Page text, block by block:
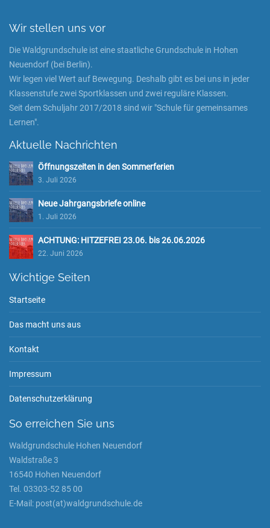
Wir stellen uns vor
Die Waldgrundschule ist eine staatliche Grundschule in Hohen
Neuendorf (bei Berlin).
Wir legen viel Wert auf Bewegung. Deshalb gibt es bei uns in jeder
Klassenstufe zwei Sportklassen und zwei reguläre Klassen.
Seit dem Schuljahr 2017/2018 sind wir "Schule für gemeinsames
Lernen".
Aktuelle Nachrichten
Öffnungszeiten in den Sommerferien
3. Juli 2026
Neue Jahrgangsbriefe online
1. Juli 2026
ACHTUNG: HITZEFREI 23.06. bis 26.06.2026
22. Juni 2026
Wichtige Seiten
Startseite
Das macht uns aus
Kontakt
Impressum
Datenschutzerklärung
So erreichen Sie uns
Waldgrundschule Hohen Neuendorf
Waldstraße 3
16540 Hohen Neuendorf
Tel. 03303-52 85 00
E-Mail: post(at)waldgrundschule.de